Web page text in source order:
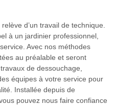
d’un travail de technique.
à un jardinier professionnel,
Avec nos méthodes
au préalable et seront
de dessouchage,
équipes à votre service pour
Installée depuis de
pouvez nous faire confiance